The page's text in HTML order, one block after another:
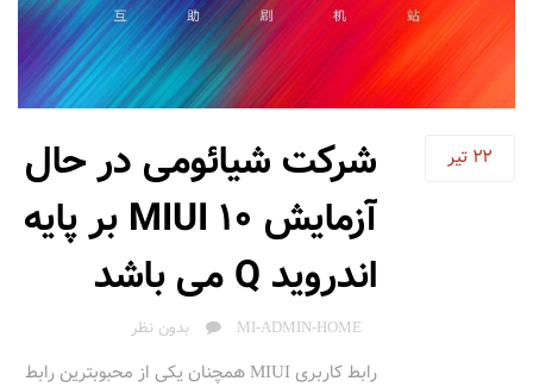
22 تیر
شرکت شیائومی در حال
آزمایش MIUI 10 بر پایه
اندروید Q می باشد
AUTHOR
MI-ADMIN-HOME بدون نظر
رابط کاربری MIUI همچنان یکی از محبوبترین رابط